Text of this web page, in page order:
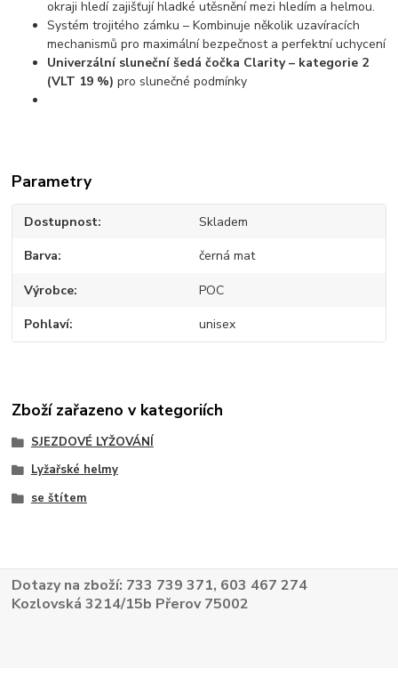
okraji hledí zajišťují hladké utěsnění mezi hledím a helmou.
Systém trojitého zámku – Kombinuje několik uzavíracích
mechanismů pro maximální bezpečnost a perfektní uchycení
Univerzální sluneční šedá čočka Clarity – kategorie 2
(VLT 19 %) pro slunečné podmínky
Parametry
Dostupnost Skladem
Barva černá mat
Výrobce POC
Pohlaví unisex
Zboží zařazeno v kategoriích
SJEZDOVÉ LYŽOVÁNÍ
Lyžařské helmy
se štítem
Dotazy na zboží: 733 739 371, 603 467 274
Kozlovská 3214/15b Přerov 75002